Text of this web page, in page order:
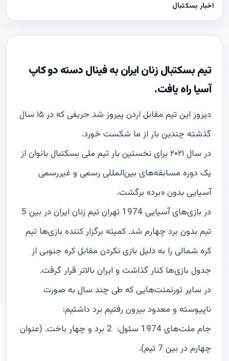
اخبار بسکتبال
تیم بسکتبال زنان ایران به فینال دسته دو کاپ
آسیا راه یافت.
دیروز این تیم مقابل اردن پیروز شد حریفی که در ۱۵ سال
گذشته چندین بار از ما شکست خورد.
در سال ۲۰۲۱ برای نخستین بار تیم ملی بسکتبال بانوان از
یک دوره مسابقه‌های بین‌المللی رسمی و غیررسمی
آسيايى بدون «برد» برگشت.
در بازی‌های آسیایی 1974 تهران تیم زنان ایران در بین 5
تیم بدون برد چهارم شد. کمیته برگزار کننده بازی‌ها تیم
کره شمالی را به دلیل بازی نکردن مقابل کره جنوبی از
جدول بازی‌ها کنار گذاشت و ایران بالاتر قرار گرفت.
در سایر تورنمنت‌هایی که طی چند سال به صورت
ناپیوسته و معدود بیرون رفتیم برد داشتیم:
جام ملت‌های 1974 سئول: 2 برد و چهار باخت. (عنوان
چهارم در بین 7 تیم).